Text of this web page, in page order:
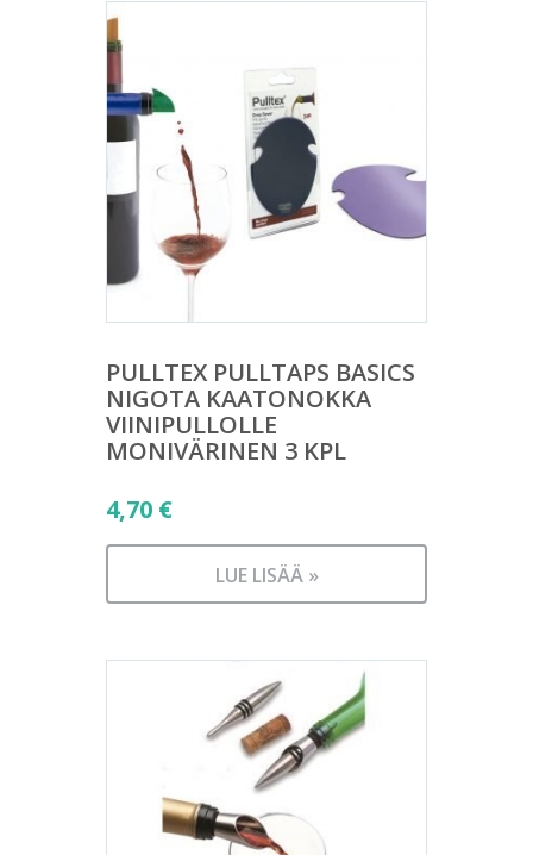
PULLTEX PULLTAPS BASICS
NIGOTA KAATONOKKA
VIINIPULLOLLE
MONIVÄRINEN 3 KPL
4,70 €
LUE LISÄÄ »